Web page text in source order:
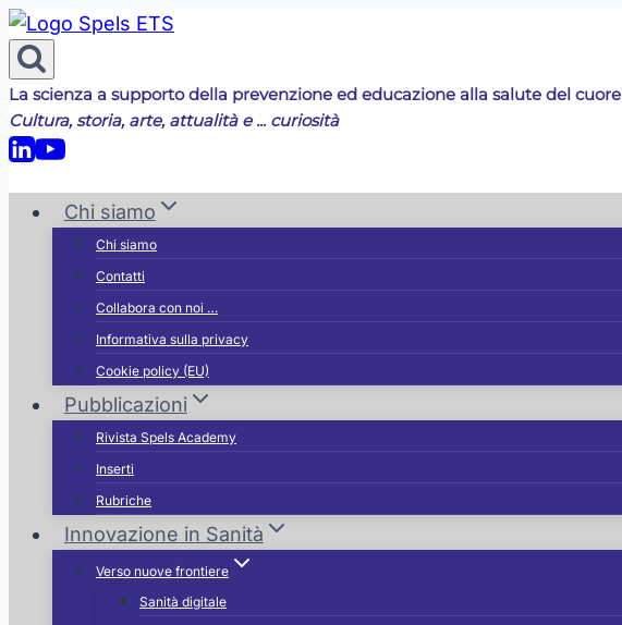
Salta
al
contenuto
La scienza a supporto della prevenzione ed educazione alla salute del cuore
Cultura, storia, arte, attualità e ... curiosità
Chi siamo
Chi siamo
Contatti
Collabora con noi …
Informativa sulla privacy
Cookie policy (EU)
Pubblicazioni
Rivista Spels Academy
Inserti
Rubriche
Innovazione in Sanità
Verso nuove frontiere
Sanità digitale